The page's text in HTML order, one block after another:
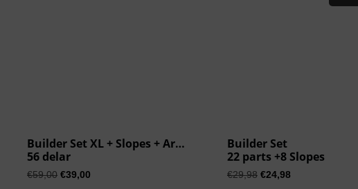
Builder Set XL + Slopes + Arches
56 delar
€59,00 €39,00
Builder Set
22 parts +8 Slopes
€29,98 €24,98